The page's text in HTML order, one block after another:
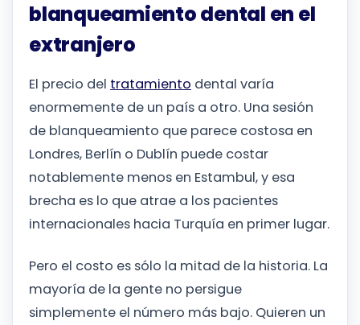
blanqueamiento dental en el
extranjero
El precio del tratamiento dental varía
enormemente de un país a otro. Una sesión
de blanqueamiento que parece costosa en
Londres, Berlín o Dublín puede costar
notablemente menos en Estambul, y esa
brecha es lo que atrae a los pacientes
internacionales hacia Turquía en primer lugar.
Pero el costo es sólo la mitad de la historia. La
mayoría de la gente no persigue
simplemente el número más bajo. Quieren un